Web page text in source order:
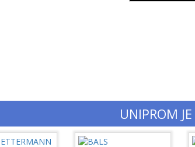
UNIPROM